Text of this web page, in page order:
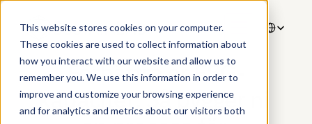
This website stores cookies on your computer.
These cookies are used to collect information about
how you interact with our website and allow us to
remember you. We use this information in order to
improve and customize your browsing experience
and for analytics and metrics about our visitors both
11 maj 2026
Förbättra er ESG-
kapacitet: Så bygger ni